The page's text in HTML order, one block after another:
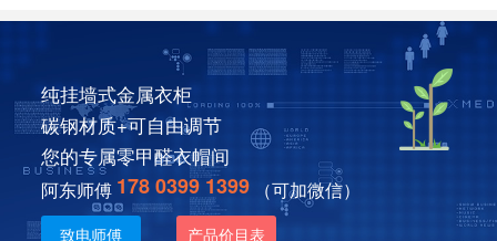
纯挂墙式金属衣柜
碳钢材质+可自由调节
您的专属零甲醛衣帽间
阿东师傅 178 0399 1399 （可加微信）
致电师傅 产品价目表